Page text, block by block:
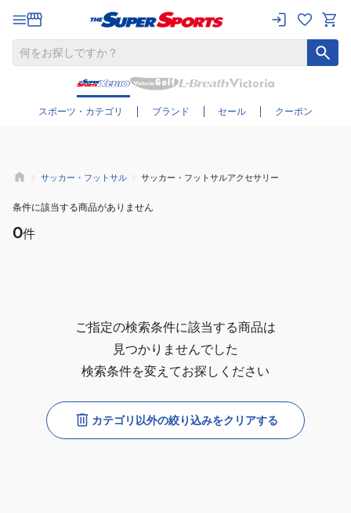
スポーツ・カテゴリ ブランド セール クーポン
さらに絞り込む
サッカー・フットサル サッカー・フットサルアクセサリー
条件に該当する商品がありません
0件
ご指定の検索条件に該当する商品は
見つかりませんでした
検索条件を変えてお探しください
カテゴリ以外の絞り込みをクリアする